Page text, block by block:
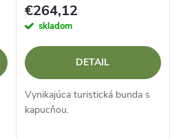
€264,12
skladom
DETAIL
Vynikajúca turistická bunda s
kapucňou.